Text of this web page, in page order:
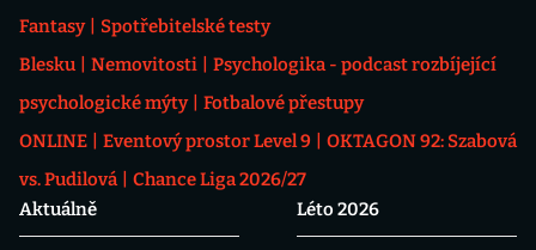
Fantasy
Spotřebitelské testy
Blesku
Nemovitosti
Psychologika - podcast rozbíjející
psychologické mýty
Fotbalové přestupy
ONLINE
Eventový prostor Level 9
OKTAGON 92: Szabová
vs. Pudilová
Chance Liga 2026/27
Aktuálně
Léto 2026